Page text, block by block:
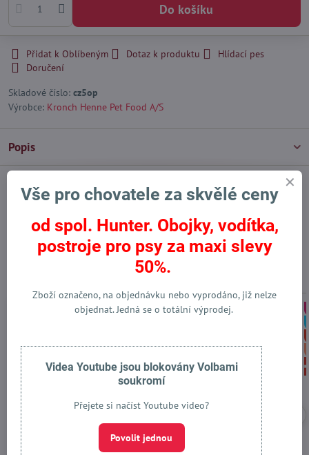
Do košíku
Přidat k Oblíbeným Dotaz k produktu
Hlídací pes
Doručení
Skladové číslo: cz5op
Výrobce: Kronch Henne Pet Food A/S
Popis
FacebookTwitterBlueskyPinterestReddit LinkedInWhatsApp
E-
mail
Následující produkt
Alternativní produkty
Krmivo pro psy Kronch
Optimal 13,5Kg - mořský
Novinka
Lososový olej pro psy a
kočky Kronch Henne Pet
Vše pro chovatele za skvělé ceny
od spol. Hunter. Obojky, vodítka,
postroje pro psy za maxi slevy
50%.
Zboží označeno, na objednávku nebo vyprodáno, již nelze
objednat. Jedná se o totální výprodej.
Videa Youtube jsou blokovány Volbami
soukromí
Přejete si načíst Youtube video?
Povolit jednou